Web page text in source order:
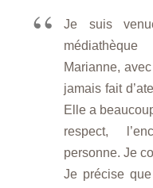
Je suis
Marianne,
jamais fait
Elle a
respect,
personne. Je
Je précise